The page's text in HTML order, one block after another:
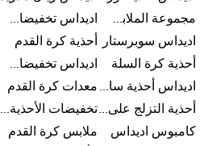
مجموعة الملابس الرياضية
اديداس تخفيضات للأطفال
اديداس سوبرستار
أحذية كرة القدم
أحذية كرة السلة
اديداس تخفيضات للرجال
اديداس أحذية سامبا للنساء معدات كرة القدم
أحذية التزلج على اللوح للرجال
تخفيضات الأحذية للرجال
كامبوس اديداس
ملابس كرة القدم